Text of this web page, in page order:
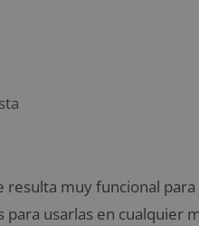
resulta muy funcional
usarlas en cualquier